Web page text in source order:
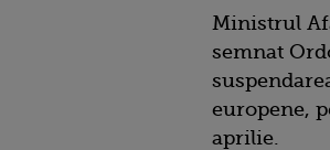
Ministrul
semnat
europene,
aprilie.